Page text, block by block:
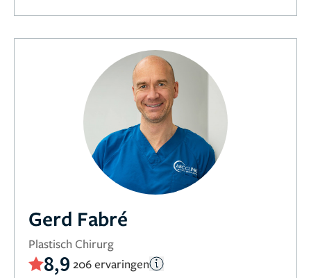
Gerd Fabré
Plastisch Chirurg
8,9 206 ervaringen